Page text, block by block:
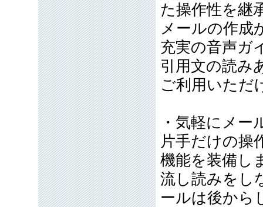
た操作性を継
メールの作成
充実の音声ガ
引用文の読み
ご利用いただ
・気軽にメー
片手だけの操
機能を装備し
流し読みをし
ールは後から